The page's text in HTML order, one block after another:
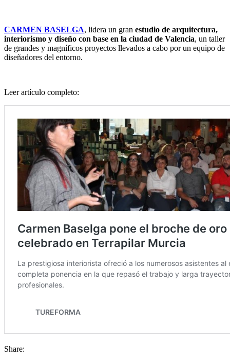
CARMEN BASELGA, lidera un gran estudio de arquitectura,
interiorismo y diseño con base en la ciudad de Valencia, un taller
de grandes y magníficos proyectos llevados a cabo por un equipo de
diseñadores del entorno.
Leer artículo completo:
Share: